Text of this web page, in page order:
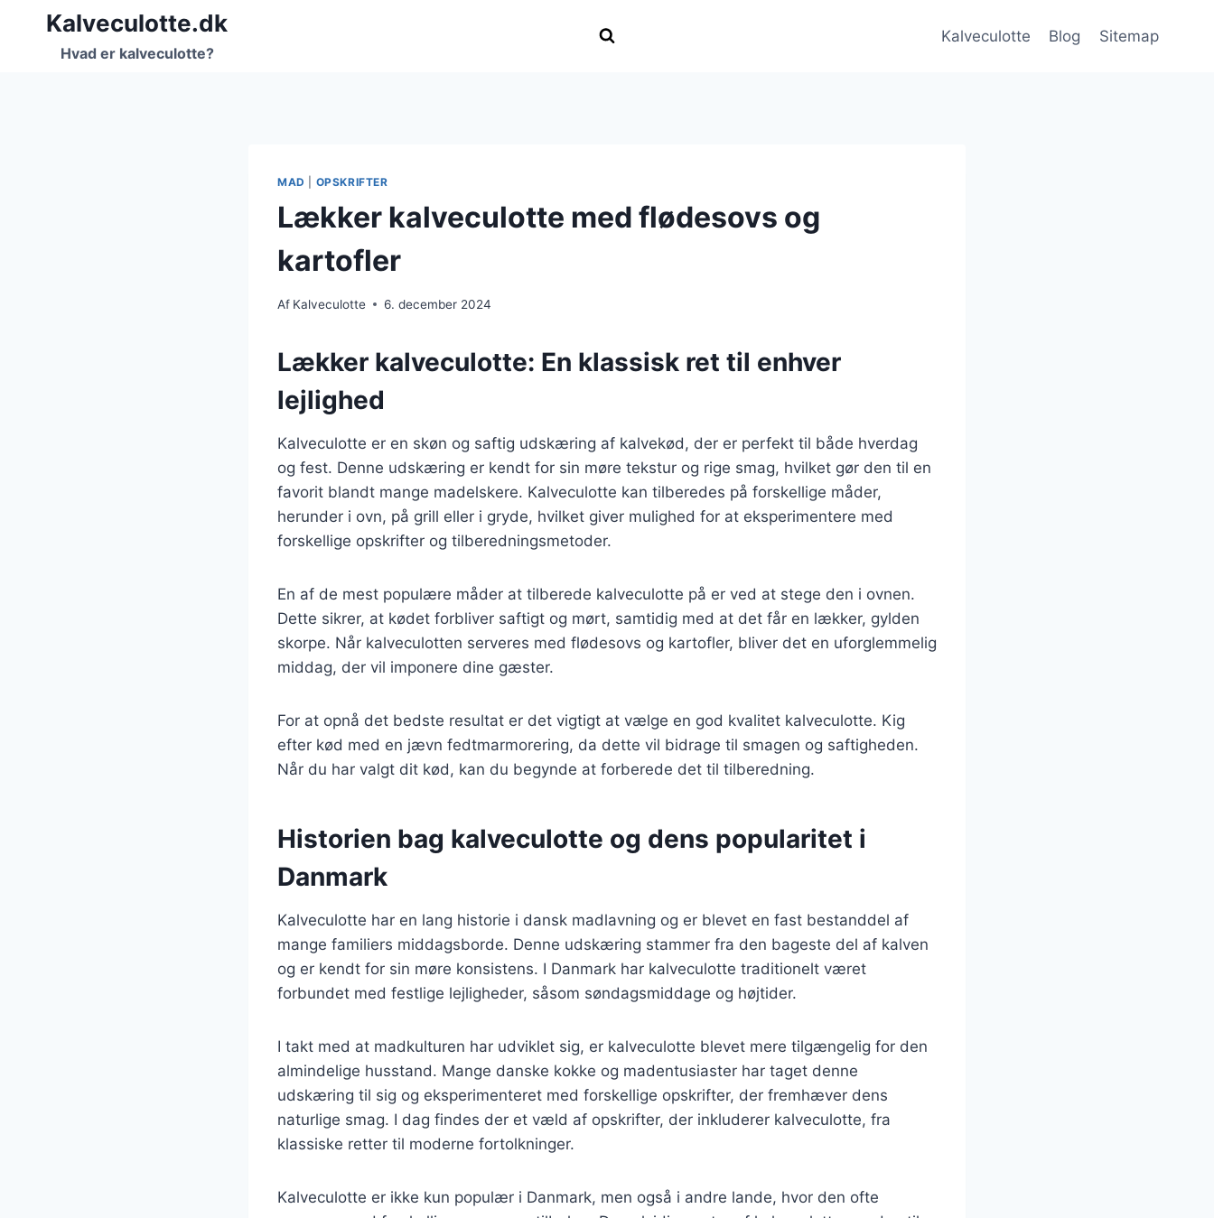
FortsætKalveculotte.dk
Hvad er kalveculotte?
Kalveculotte Blog Sitemap
MAD OPSKRIFTER
Lækker kalveculotte med flødesovs og
kartofler
Af Kalveculotte 6. december 2024
Lækker kalveculotte: En klassisk ret til enhver
lejlighed
Kalveculotte er en skøn og saftig udskæring af kalvekød, der er perfekt til både hverdag
og fest. Denne udskæring er kendt for sin møre tekstur og rige smag, hvilket gør den til en
favorit blandt mange madelskere. Kalveculotte kan tilberedes på forskellige måder,
herunder i ovn, på grill eller i gryde, hvilket giver mulighed for at eksperimentere med
forskellige opskrifter og tilberedningsmetoder.
En af de mest populære måder at tilberede kalveculotte på er ved at stege den i ovnen.
Dette sikrer, at kødet forbliver saftigt og mørt, samtidig med at det får en lækker, gylden
skorpe. Når kalveculotten serveres med flødesovs og kartofler, bliver det en uforglemmelig
middag, der vil imponere dine gæster.
For at opnå det bedste resultat er det vigtigt at vælge en god kvalitet kalveculotte. Kig
efter kød med en jævn fedtmarmorering, da dette vil bidrage til smagen og saftigheden.
Når du har valgt dit kød, kan du begynde at forberede det til tilberedning.
Historien bag kalveculotte og dens popularitet i
Danmark
Kalveculotte har en lang historie i dansk madlavning og er blevet en fast bestanddel af
mange familiers middagsborde. Denne udskæring stammer fra den bageste del af kalven
og er kendt for sin møre konsistens. I Danmark har kalveculotte traditionelt været
forbundet med festlige lejligheder, såsom søndagsmiddage og højtider.
I takt med at madkulturen har udviklet sig, er kalveculotte blevet mere tilgængelig for den
almindelige husstand. Mange danske kokke og madentusiaster har taget denne
udskæring til sig og eksperimenteret med forskellige opskrifter, der fremhæver dens
naturlige smag. I dag findes der et væld af opskrifter, der inkluderer kalveculotte, fra
klassiske retter til moderne fortolkninger.
Kalveculotte er ikke kun populær i Danmark, men også i andre lande, hvor den ofte